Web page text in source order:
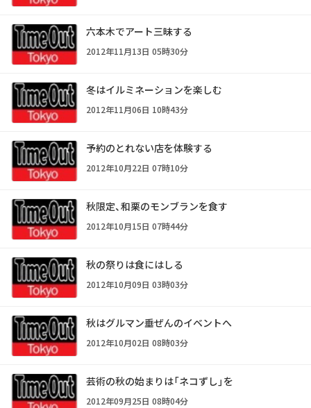
六本木でアート三昧する
2012年11月13日 05時30分
冬はイルミネーションを楽しむ
2012年11月06日 10時43分
予約のとれない店を体験する
2012年10月22日 07時10分
秋限定、和栗のモンブランを食す
2012年10月15日 07時44分
秋の祭りは食にはしる
2012年10月09日 03時03分
秋はグルマン垂ぜんのイベントへ
2012年10月02日 08時03分
芸術の秋の始まりは「ネコずし」を
2012年09月25日 08時04分